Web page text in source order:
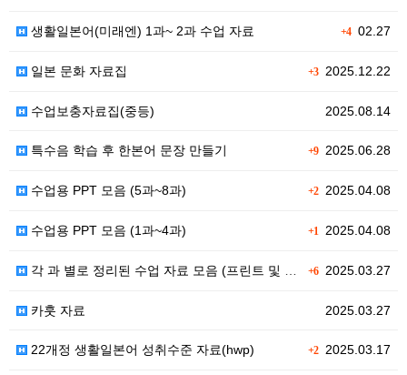
+402.27
생활일본어(미래엔) 1과~ 2과 수업 자료
+32025.12.22
일본 문화 자료집
2025.08.14
수업보충자료집(중등)
+92025.06.28
특수음 학습 후 한본어 문장 만들기
+22025.04.08
수업용 PPT 모음 (5과~8과)
+1 2025.04.08
수업용 PPT 모음 (1과~4과)
+62025.03.27
각 과 별로 정리된 수업 자료 모음 (프린트 및 PPT…
2025.03.27
카훗 자료
+22025.03.17
22개정 생활일본어 성취수준 자료(hwp)